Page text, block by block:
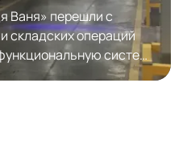
Ваня» перешли с
складских операций
систему
логистики AXELOT